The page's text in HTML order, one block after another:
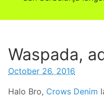
Waspada,
October 26, 2016
Halo Bro, Crows Denim